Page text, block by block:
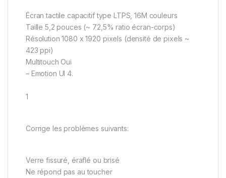
Écran tactile capacitif type LTPS, 16M couleurs
Taille 5,2 pouces (~ 72,5% ratio écran-corps)
Résolution 1080 x 1920 pixels (densité de pixels ~
423 ppi)
Multitouch Oui
– Emotion UI 4.
1
Corrige les problèmes suivants:
Verre fissuré, éraflé ou brisé
Ne répond pas au toucher